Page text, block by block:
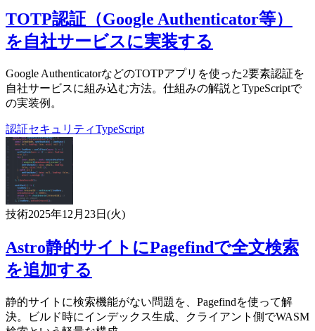
TOTP認証（Google Authenticator等）
を自社サービスに実装する
Google AuthenticatorなどのTOTPアプリを使った2要素認証を
自社サービスに組み込む方法。仕組みの解説とTypeScriptで
の実装例。
認証セキュリティTypeScript
技術2025年12月23日(火)
Astro静的サイトにPagefindで全文検索
を追加する
静的サイトに検索機能がない問題を、Pagefindを使って解
決。ビルド時にインデックス生成、クライアント側でWASM